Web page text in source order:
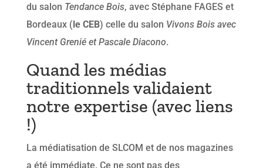
du salon Tendance Bois, avec Stéphane FAGES et
Bordeaux (le CEB) celle du salon Vivons Bois avec
Vincent Grenié et Pascale Diacono.
Quand les médias
traditionnels validaient
notre expertise (avec liens
!)
La médiatisation de SLCOM et de nos magazines
a été immédiate. Ce ne sont pas des